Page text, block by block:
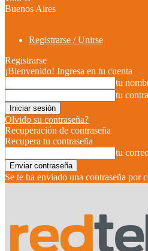
Buenos Aires
Registrarse / Unirse
Registrarse
¡Bienvenido! Ingresa en tu cuenta
tu
tu
Olvido su contraseña?
Recuperación de contraseña
Recupera tu contraseña
tu
Se te ha enviado una contraseña por